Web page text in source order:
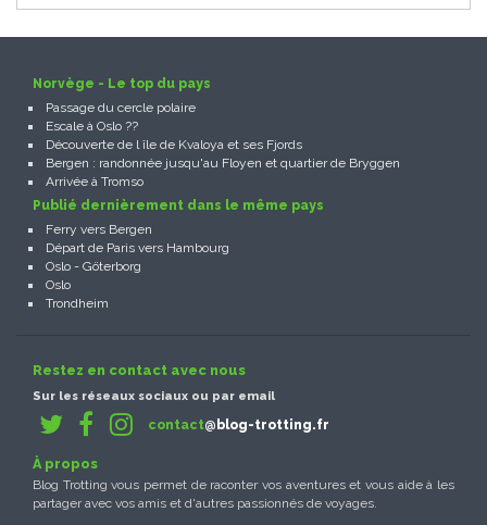
Norvège - Le top du pays
Passage du cercle polaire
Escale à Oslo ??
Découverte de l île de Kvaloya et ses Fjords
Bergen : randonnée jusqu'au Floyen et quartier de Bryggen
Arrivée à Tromso
Publié dernièrement dans le même pays
Ferry vers Bergen
Départ de Paris vers Hambourg
Oslo - Göterborg
Oslo
Trondheim
Restez en contact avec nous
Sur les réseaux sociaux ou par email
contact@blog-trotting.fr
À propos
Blog Trotting vous permet de raconter vos aventures et vous aide à les
partager avec vos amis et d'autres passionnés de voyages.